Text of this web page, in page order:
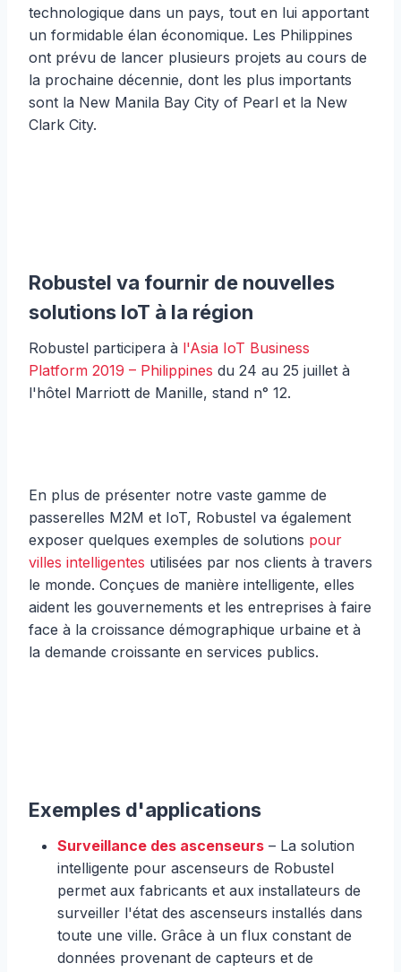
technologique dans un pays, tout en lui apportant
un formidable élan économique. Les Philippines
ont prévu de lancer plusieurs projets au cours de
la prochaine décennie, dont les plus importants
sont la New Manila Bay City of Pearl et la New
Clark City.
Robustel va fournir de nouvelles
solutions IoT à la région
Robustel participera à l'Asia IoT Business
Platform 2019 – Philippines du 24 au 25 juillet à
l'hôtel Marriott de Manille, stand n° 12.
En plus de présenter notre vaste gamme de
passerelles M2M et IoT, Robustel va également
exposer quelques exemples de solutions pour
villes intelligentes utilisées par nos clients à travers
le monde. Conçues de manière intelligente, elles
aident les gouvernements et les entreprises à faire
face à la croissance démographique urbaine et à
la demande croissante en services publics.
Exemples d'applications
Surveillance des ascenseurs – La solution
intelligente pour ascenseurs de Robustel
permet aux fabricants et aux installateurs de
surveiller l'état des ascenseurs installés dans
toute une ville. Grâce à un flux constant de
données provenant de capteurs et de